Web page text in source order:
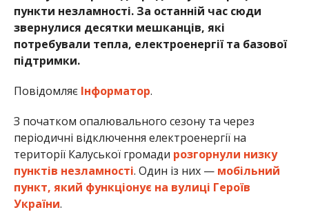
пункти незламності. За останній час сюди
звернулися десятки мешканців, які
потребували тепла, електроенергії та базової
підтримки.
Повідомляє Інформатор.
З початком опалювального сезону та через
періодичні відключення електроенергії на
території Калуської громади розгорнули низку
пунктів незламності. Один із них — мобільний
пункт, який функціонує на вулиці Героїв
України.